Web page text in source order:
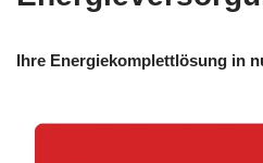
Ihre Energiekomplettlösung in